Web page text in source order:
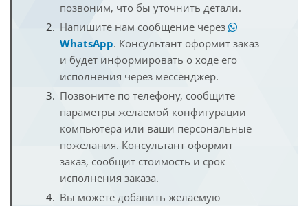
позвоним, что бы уточнить детали.
Напишите нам сообщение через
WhatsApp. Консультант оформит заказ
и будет информировать о ходе его
исполнения через мессенджер.
Позвоните по телефону, сообщите
параметры желаемой конфигурации
компьютера или ваши персональные
пожелания. Консультант оформит
заказ, сообщит стоимость и срок
исполнения заказа.
Вы можете добавить желаемую